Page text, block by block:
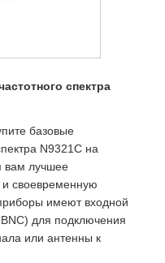
спектра
базовые
N9321C на
вам лучшее
своевременную
имеют входной
для подключения
или антенны к